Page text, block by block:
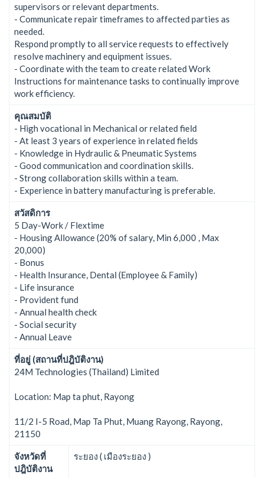
supervisors or relevant departments.
- Communicate repair timeframes to affected parties as
needed.
Respond promptly to all service requests to effectively
resolve machinery and equipment issues.
- Coordinate with the team to create related Work
Instructions for maintenance tasks to continually improve
work efficiency.
คุณสมบัติ
- High vocational in Mechanical or related field
- At least 3 years of experience in related fields
- Knowledge in Hydraulic & Pneumatic Systems
- Good communication and coordination skills.
- Strong collaboration skills within a team.
- Experience in battery manufacturing is preferable.
สวัสดิการ
5 Day-Work / Flextime
- Housing Allowance (20% of salary, Min 6,000 , Max
20,000)
- Bonus
- Health Insurance, Dental (Employee & Family)
- Life insurance
- Provident fund
- Annual health check
- Social security
- Annual Leave
ที่อยู่ (สถานที่ปฎิบัติงาน)
24M Technologies (Thailand) Limited
Location: Map ta phut, Rayong
11/2 I-5 Road, Map Ta Phut, Muang Rayong, Rayong,
21150
จังหวัดที่
ปฎิบัติงาน
ระยอง ( เมืองระยอง )